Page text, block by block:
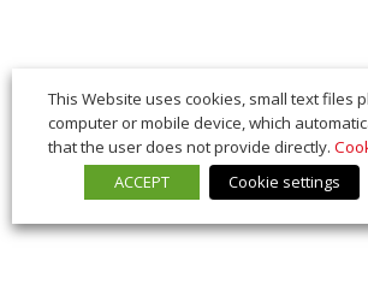
This Website uses cookies, small text files
computer or mobile device, which
that the user does not provide directly.
ACCEPT
Cookie settings